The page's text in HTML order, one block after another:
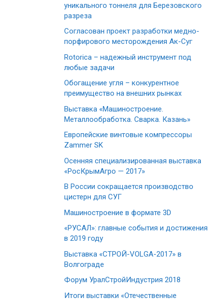
уникального тоннеля для Березовского
разреза
Согласован проект разработки медно-
порфирового месторождения Ак-Суг
Rotorica – надежный инструмент под
любые задачи
Обогащение угля – конкурентное
преимущество на внешних рынках
Выставка «Машиностроение.
Металлообработка. Сварка. Казань»
Европейские винтовые компрессоры
Zammer SK
Осенняя специализированная выставка
«РосКрымАгро — 2017»
В России сокращается производство
цистерн для СУГ
Машиностроение в формате 3D
«РУСАЛ»: главные события и достижения
в 2019 году
Выставка «СТРОЙ-VOLGA-2017» в
Волгограде
Форум УралСтройИндустрия 2018
Итоги выставки «Отечественные